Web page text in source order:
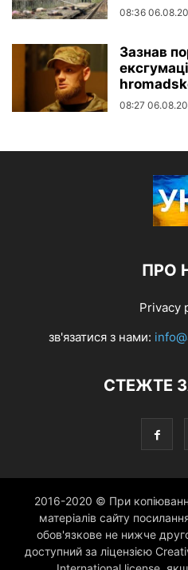
08:36
Зазнав
08:27
ПРО
Privacy
зв'язатися з нами:
СТЕЖТЕ
2016-2020 © При
матеріалів сайту
обов'язкове не нижче
доступний за ліцензією